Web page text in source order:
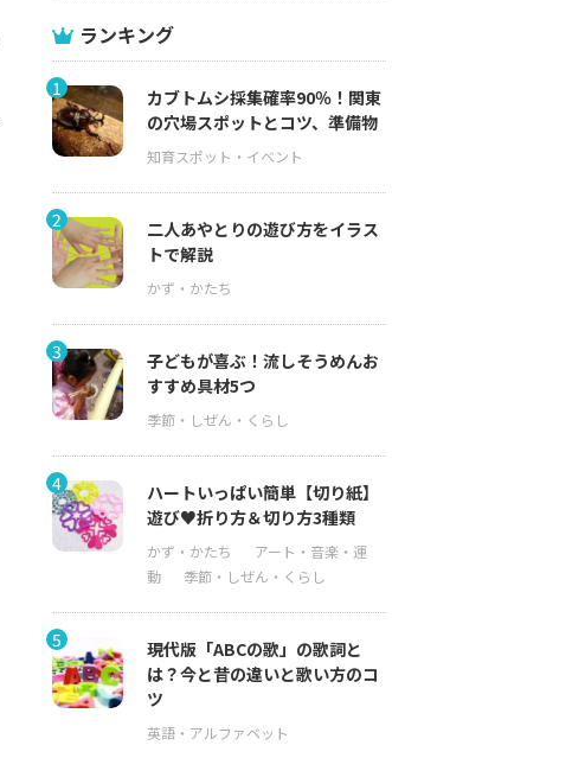
ランキング
1
カブトムシ採集確率90％！関東
の穴場スポットとコツ、準備物
2
二人あやとりの遊び方をイラス
トで解説
3
子どもが喜ぶ！流しそうめんお
すすめ具材5つ
4
ハートいっぱい簡単【切り紙】
遊び♥折り方＆切り方3種類
5
現代版「ABCの歌」の歌詞と
は？今と昔の違いと歌い方のコ
ツ